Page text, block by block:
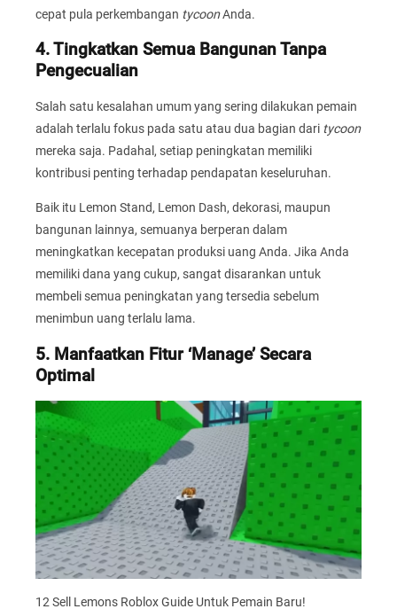
cepat pula perkembangan tycoonAnda.
4. Tingkatkan Semua Bangunan Tanpa
Pengecualian
Salah satu kesalahan umum yang sering dilakukan pemain
adalah terlalu fokus pada satu atau dua bagian dari tycoon
mereka saja. Padahal, setiap peningkatan memiliki
kontribusi penting terhadap pendapatan keseluruhan.
Baik itu Lemon Stand, Lemon Dash, dekorasi, maupun
bangunan lainnya, semuanya berperan dalam
meningkatkan kecepatan produksi uang Anda. Jika Anda
memiliki dana yang cukup, sangat disarankan untuk
membeli semua peningkatan yang tersedia sebelum
menimbun uang terlalu lama.
5. Manfaatkan Fitur ‘Manage’ Secara
Optimal
12 Sell Lemons Roblox Guide Untuk Pemain Baru!